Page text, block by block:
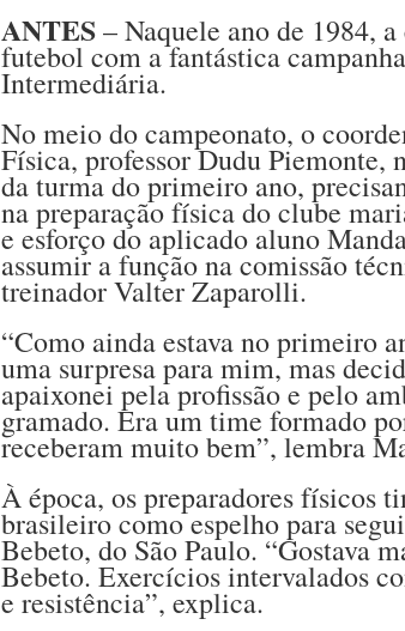
ANTES– Naquele ano de 1984,
futebol com a fantástica
Intermediária.
No meio do campeonato, o
Física, professor Dudu Piemonte,
da turma do primeiro ano,
na preparação física do clube
e esforço do aplicado aluno
assumir a função na comissão
treinador Valter Zaparolli.
“Como ainda estava no primeiro
uma surpresa para mim, mas
apaixonei pela profissão e pelo
gramado. Era um time formado
receberam muito bem”, lembra
À época, os preparadores físicos
brasileiro como espelho para
Bebeto, do São Paulo. “Gostava
Bebeto. Exercícios intervalados
e resistência”, explica.